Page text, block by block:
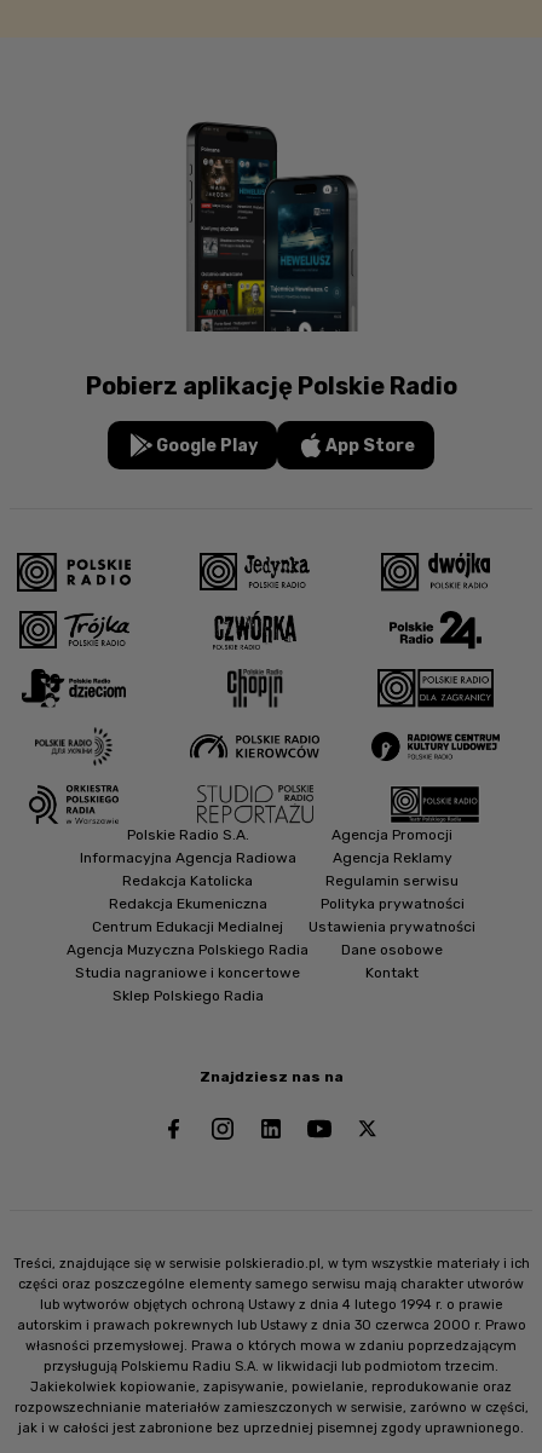
Pobierz aplikację Polskie Radio
Google Play App Store
Znajdziesz nas na
Polskie Radio S.A.
Informacyjna Agencja Radiowa
Redakcja Katolicka
Redakcja Ekumeniczna
Centrum Edukacji Medialnej
Agencja Muzyczna Polskiego Radia
Studia nagraniowe i koncertowe
Sklep Polskiego Radia
Agencja Promocji
Agencja Reklamy
Regulamin serwisu
Polityka prywatności
Ustawienia prywatności
Dane osobowe
Kontakt
Treści, znajdujące się w serwisie polskieradio.pl, w tym wszystkie materiały i ich
części oraz poszczególne elementy samego serwisu mają charakter utworów
lub wytworów objętych ochroną Ustawy z dnia 4 lutego 1994 r. o prawie
autorskim i prawach pokrewnych lub Ustawy z dnia 30 czerwca 2000 r. Prawo
własności przemysłowej. Prawa o których mowa w zdaniu poprzedzającym
przysługują Polskiemu Radiu S.A. w likwidacji lub podmiotom trzecim.
Jakiekolwiek kopiowanie, zapisywanie, powielanie, reprodukowanie oraz
rozpowszechnianie materiałów zamieszczonych w serwisie, zarówno w części,
jak i w całości jest zabronione bez uprzedniej pisemnej zgody uprawnionego.